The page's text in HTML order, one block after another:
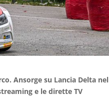
Ansorge su Lancia Delta nel
e le dirette TV